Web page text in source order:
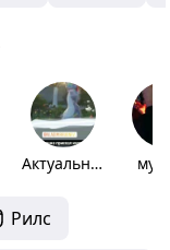
Актуальное
Рилс